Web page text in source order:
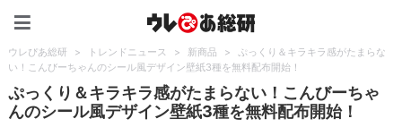
ウレぴあ総研 > トレンドニュース > 新商品 >
ぷっくり＆キラキラ感がたまらな
い！こんびーちゃんのシール風デザイン壁紙3種を無料配布開始！
ぷっくり＆キラキラ感がたまらない！こんびーちゃ
んのシール風デザイン壁紙3種を無料配布開始！